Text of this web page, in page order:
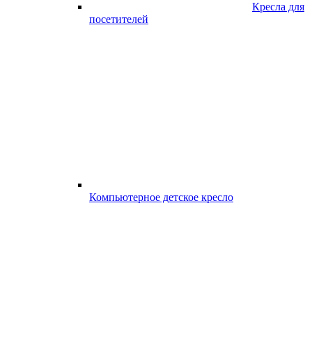
Кресла для
посетителей
Компьютерное детское кресло